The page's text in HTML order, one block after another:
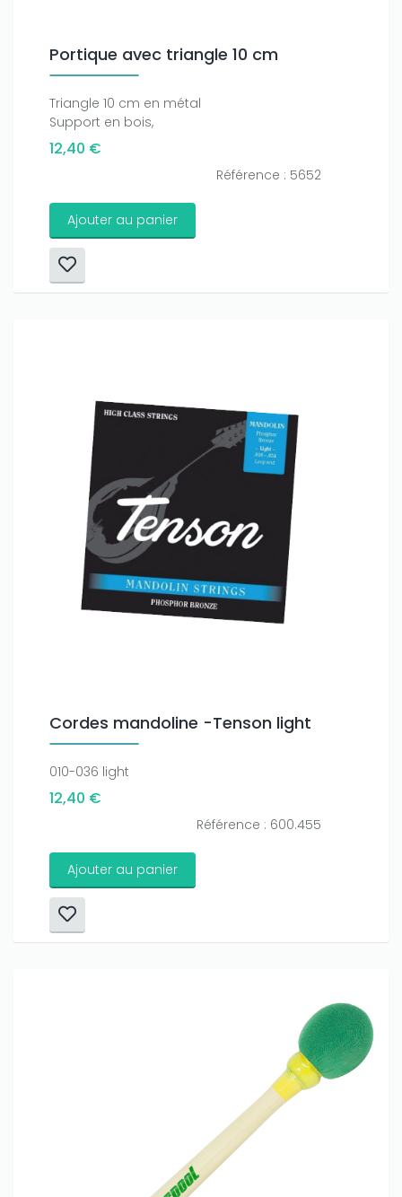
Portique avec triangle 10 cm
Triangle 10 cm en métal
Support en bois,
12,40 €
Référence : 5652
Ajouter au panier
Cordes mandoline -Tenson light
010-036 light
12,40 €
Référence : 600.455
Ajouter au panier